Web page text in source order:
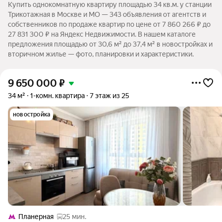
Купить однокомнатную квартиру площадью 34 кв.м. у станции
Трикотажная в Москве и МО — 343 объявления от агентств и
собственников по продаже квартир по цене от 7 860 266 ₽ до
27 831 300 ₽ на Яндекс Недвижимости. В нашем каталоге
предложения площадью от 30,6 м² до 37,4 м² в новостройках и
вторичном жилье — фото, планировки и характеристики.
9 650 000 ₽
34 м² 1-комн. квартира 7 этаж из 25
новостройка
Планерная
25 мин.